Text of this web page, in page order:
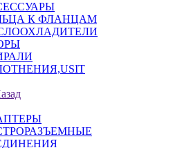
К ФЛАНЦАМ